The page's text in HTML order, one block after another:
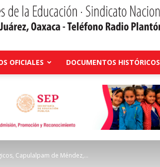
OFICIALES DOCUMENTOS HISTÓRICOS
Capulalpam de Méndez,...